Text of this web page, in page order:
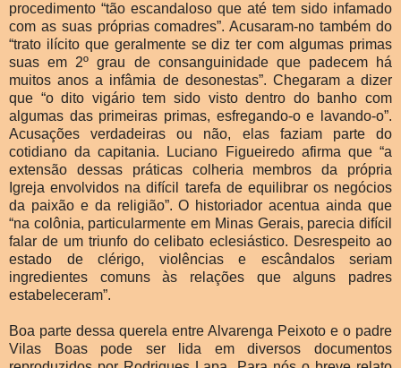
procedimento “tão escandaloso que até tem sido infamado
com as suas próprias comadres”. Acusaram-no também do
“trato ilícito que geralmente se diz ter com algumas primas
suas em 2º grau de consanguinidade que padecem há
muitos anos a infâmia de desonestas”. Chegaram a dizer
que “o dito vigário tem sido visto dentro do banho com
algumas das primeiras primas, esfregando-o e lavando-o”.
Acusações verdadeiras ou não, elas faziam parte do
cotidiano da capitania. Luciano Figueiredo afirma que “a
extensão dessas práticas colheria membros da própria
Igreja envolvidos na difícil tarefa de equilibrar os negócios
da paixão e da religião”. O historiador acentua ainda que
“na colônia, particularmente em Minas Gerais, parecia difícil
falar de um triunfo do celibato eclesiástico. Desrespeito ao
estado de clérigo, violências e escândalos seriam
ingredientes comuns às relações que alguns padres
estabeleceram”.
Boa parte dessa querela entre Alvarenga Peixoto e o padre
Vilas Boas pode ser lida em diversos documentos